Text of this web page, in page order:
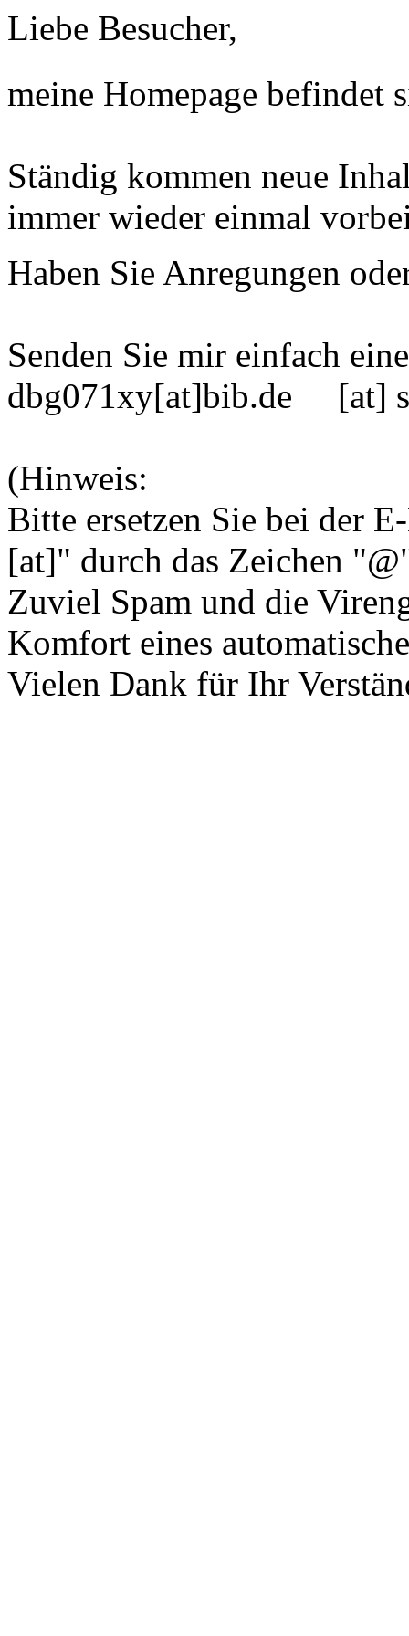
Liebe Besucher,
meine Homepage
Ständig kommen neue
immer wieder einmal
Haben Sie Anregungen
Senden Sie mir einfach
dbg071xy[at]bib.de [at]
(Hinweis:
Bitte ersetzen Sie bei der
[at]" durch das Zeichen
Zuviel Spam und die
Komfort eines
Vielen Dank für Ihr